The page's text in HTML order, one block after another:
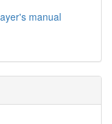
manual